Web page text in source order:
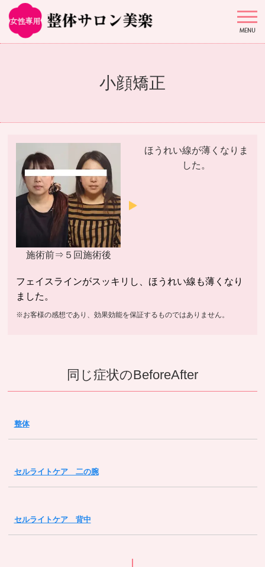
小顔矯正
施術前⇒５回施術後
ほうれい線が薄くなりま
した。
フェイスラインがスッキリし、ほうれい線も薄くなり
ました。
※お客様の感想であり、効果効能を保証するものではありません。
同じ症状のBeforeAfter
整体
セルライトケア 二の腕
セルライトケア 背中